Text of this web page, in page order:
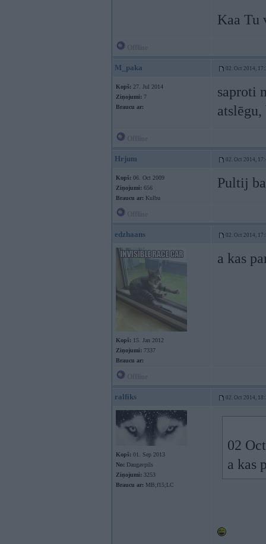
Kaa Tu
M_paka 02. Oct 2014,
Kopš: 27. Jul 2014
Ziņojumi: 7
Braucu ar:
saproti
Hrjum 02. Oct 2014,
Kopš: 06. Oct 2009
Ziņojumi: 656
Braucu ar: Kulbu
Pultij
edzhaans 02. Oct 2014,
Kopš: 15. Jan 2012
Ziņojumi: 7337
Braucu ar:
a kas
ralfiks 02. Oct 2014,
Kopš: 01. Sep 2013
No: Daugavpils
Ziņojumi: 3253
Braucu ar: MB;f15;LC
02
a kas